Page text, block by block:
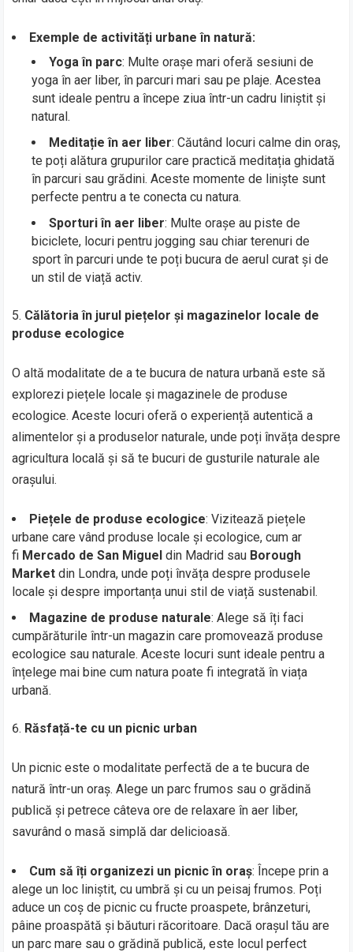
Exemple de activități urbane în natură:
Yoga în parc: Multe orașe mari oferă sesiuni de
yoga în aer liber, în parcuri mari sau pe plaje. Acestea
sunt ideale pentru a începe ziua într-un cadru liniștit și
natural.
Meditație în aer liber: Căutând locuri calme din oraș,
te poți alătura grupurilor care practică meditația ghidată
în parcuri sau grădini. Aceste momente de liniște sunt
perfecte pentru a te conecta cu natura.
Sporturi în aer liber: Multe orașe au piste de
biciclete, locuri pentru jogging sau chiar terenuri de
sport în parcuri unde te poți bucura de aerul curat și de
un stil de viață activ.
Călătoria în jurul piețelor și magazinelor locale de
produse ecologice
O altă modalitate de a te bucura de natura urbană este să
explorezi piețele locale și magazinele de produse
ecologice. Aceste locuri oferă o experiență autentică a
alimentelor și a produselor naturale, unde poți învăța despre
agricultura locală și să te bucuri de gusturile naturale ale
orașului.
Piețele de produse ecologice: Vizitează piețele
urbane care vând produse locale și ecologice, cum ar
fi Mercado de San Miguel din Madrid sau Borough
Market din Londra, unde poți învăța despre produsele
locale și despre importanța unui stil de viață sustenabil.
Magazine de produse naturale: Alege să îți faci
cumpărăturile într-un magazin care promovează produse
ecologice sau naturale. Aceste locuri sunt ideale pentru a
înțelege mai bine cum natura poate fi integrată în viața
urbană.
Răsfață-te cu un picnic urban
Un picnic este o modalitate perfectă de a te bucura de
natură într-un oraș. Alege un parc frumos sau o grădină
publică și petrece câteva ore de relaxare în aer liber,
savurând o masă simplă dar delicioasă.
Cum să îți organizezi un picnic în oraș: Începe prin a
alege un loc liniștit, cu umbră și cu un peisaj frumos. Poți
aduce un coș de picnic cu fructe proaspete, brânzeturi,
pâine proaspătă și băuturi răcoritoare. Dacă orașul tău are
un parc mare sau o grădină publică, este locul perfect